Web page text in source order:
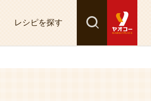
レシピを探す 検索
探す